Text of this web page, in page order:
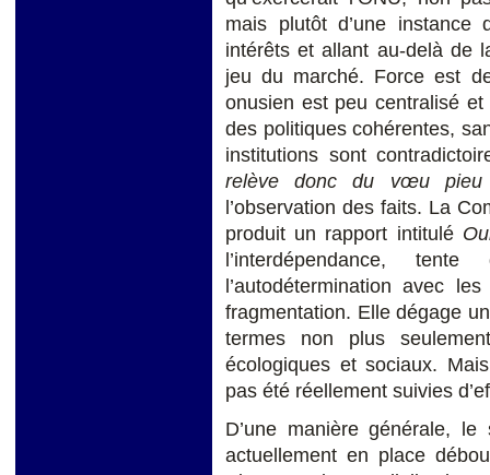
mais plutôt d’une instance
intérêts et allant au-delà de
jeu du marché. Force est
onusien est peu centralisé
des politiques cohérentes,
institutions sont
relève donc du vœu pieu
l’observation des faits. La
produit un rapport intitulé
l’interdépendance,
l’autodétermination avec
fragmentation. Elle dégage
termes non plus
écologiques et sociaux.
pas été réellement suivies
D’une manière générale,
actuellement en place